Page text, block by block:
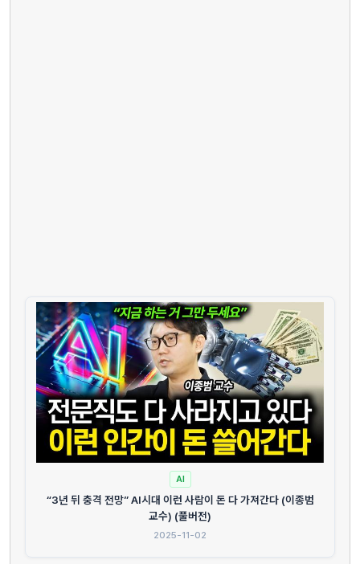
AI
“3년 뒤 충격 전망” AI시대 이런 사람이 돈 다 가져간다 (이종범
교수) (풀버전)
2025-11-02